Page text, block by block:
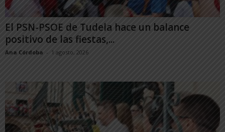
El PSN-PSOE de Tudela hace un balance
positivo de las fiestas,...
Ana Córdoba - 1 agosto, 2026